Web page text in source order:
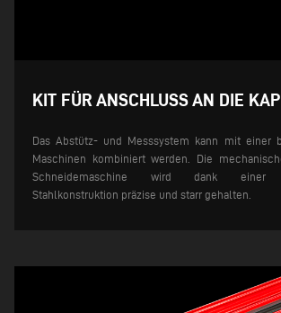
KIT FÜR ANSCHLUSS AN DIE
Das Abstütz- und Messsystem kann mit einer
Maschinen kombiniert werden. Die
Schneidemaschine wird dank einer
Stahlkonstruktion präzise und starr gehalten.